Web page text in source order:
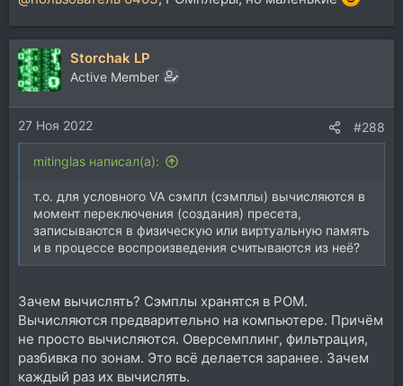
Storchak LP
Active Member
27 Ноя 2022 #288
mitinglas написал(а):
т.о. для условного VA сэмпл (сэмплы) вычисляются в
момент переключения (создания) пресета,
записываются в физическую или виртуальную память
и в процессе воспроизведения считываются из неё?
Зачем вычислять? Сэмплы хранятся в РОМ.
Вычисляются предварительно на компьютере. Причём
не просто вычисляются. Оверсемплинг, фильтрация,
разбивка по зонам. Это всё делается заранее. Зачем
каждый раз их вычислять.